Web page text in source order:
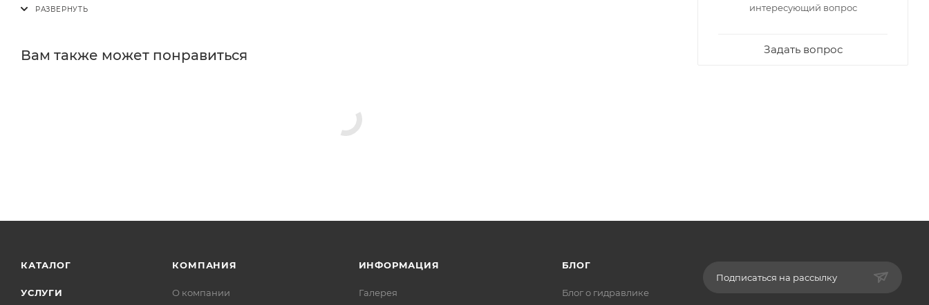
Вам также может понравиться
интересующий вопрос
Задать вопрос
КАТАЛОГ
УСЛУГИ
КОМПАНИЯ
О компании
ИНФОРМАЦИЯ
Галерея
БЛОГ
Блог о гидравлике
Подписаться на рассылку